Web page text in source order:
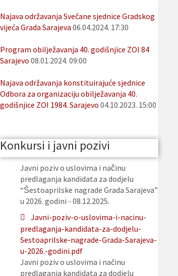
Najava održavanja Svečane sjednice Gradskog
vijeća Grada Sarajeva 06.04.2024. 17:30
Program obilježavanja 40. godišnjice ZOI 84
Sarajevo 08.01.2024. 09:00
Najava održavanja konstituirajuće sjednice
Odbora za organizaciju obilježavanja 40.
godišnjice ZOI 1984. Sarajevo 04.10.2023. 15:00
Konkursi i javni pozivi
Javni poziv o uslovima i načinu
predlaganja kandidata za dodjelu
“Šestoaprilske nagrade Grada Sarajeva”
u 2026. godini - 08.12.2025.
Javni-poziv-o-uslovima-i-nacinu-
predlaganja-kandidata-za-dodjelu-
Sestoaprilske-nagrade-Grada-Sarajeva-
u-2026.-godini.pdf
Javni poziv o uslovima i načinu
predlaganja kandidata za dodjelu